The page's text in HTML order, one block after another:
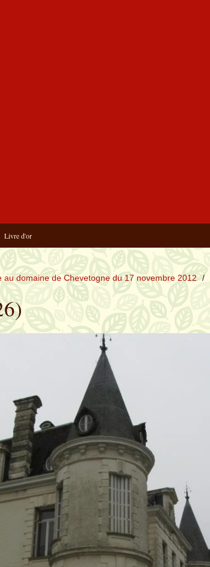
Livre d'or
au domaine de Chevetogne du 17 novembre 2012 /